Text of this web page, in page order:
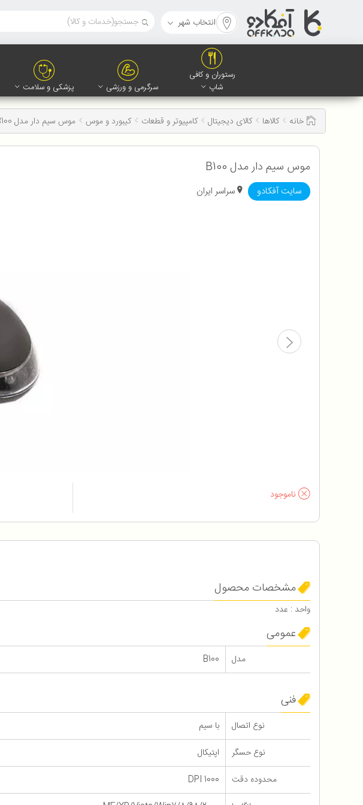
انتخاب شهر
رستوران و کافی
شاپ
سرگرمی و ورزشی پزشکی و سلامت
خانه کالاها کالای دیجیتال کامپیوتر و قطعات کیبورد و موس موس سیم دار مدل B100
موس سیم دار مدل B100
سایت آفکادو سراسر ایران
ناموجود
مشخصات محصول
واحد : عدد
عمومی
مدل B100
فنی
نوع اتصال
با سیم
نوع حسگر
اپتیکال
محدوده دقت
1000 DPI